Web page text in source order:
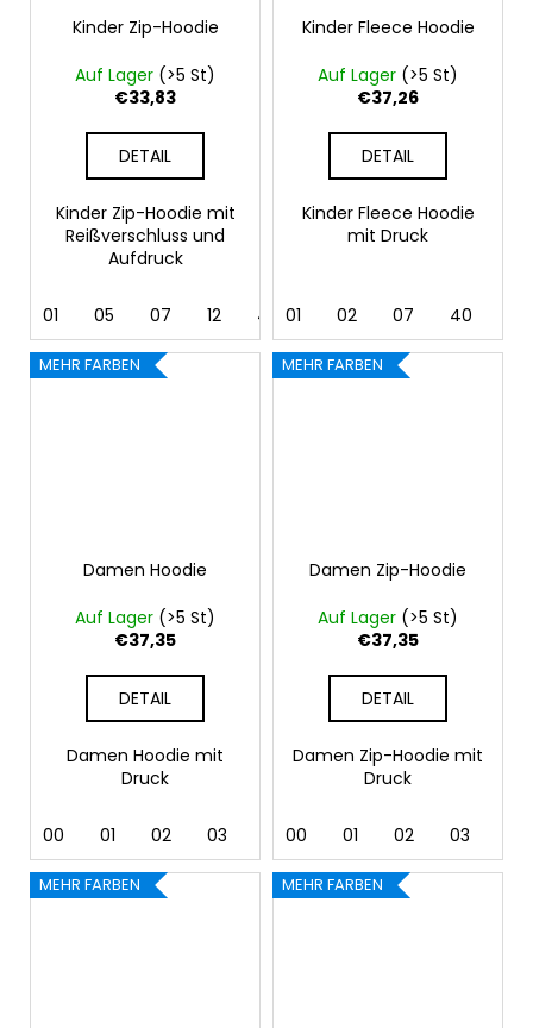
Kinder Zip-Hoodie
Auf Lager (>5 St)
€33,83
DETAIL
Kinder Zip-Hoodie mit
Reißverschluss und
Aufdruck
01 05 07 12 40 44 62
Kinder Fleece Hoodie
Auf Lager (>5 St)
€37,26
DETAIL
Kinder Fleece Hoodie
mit Druck
01 02 07 40
MEHR FARBEN
Damen Hoodie
Auf Lager (>5 St)
€37,35
DETAIL
Damen Hoodie mit
Druck
00 01 02 03 06 07
MEHR FARBEN
Damen Zip-Hoodie
Auf Lager (>5 St)
€37,35
DETAIL
Damen Zip-Hoodie mit
Druck
00 01 02 03
MEHR FARBEN MEHR FARBEN